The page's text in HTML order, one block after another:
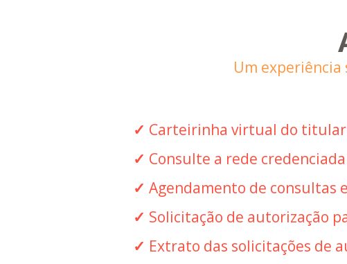
Um experiência
✓ Carteirinha virtual do titular
✓ Consulte a rede
✓ Agendamento de consultas
✓ Solicitação de autorização
✓ Extrato das solicitações de